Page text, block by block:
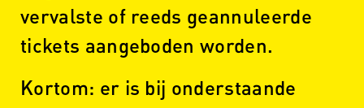
vervalste of reeds geannuleerde
tickets aangeboden worden.
Kortom: er is bij onderstaande